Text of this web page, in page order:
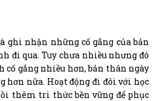
nhận những cố gắng của bản
đi qua. Tuy chưa nhiều nhưng đó
cố gắng nhiều hơn, bản thân ngày
hơn nữa. Hoạt động đi đôi với học
thêm tri thức bền vững để phục